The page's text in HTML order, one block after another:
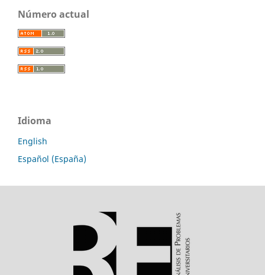
Número actual
Idioma
English
Español (España)